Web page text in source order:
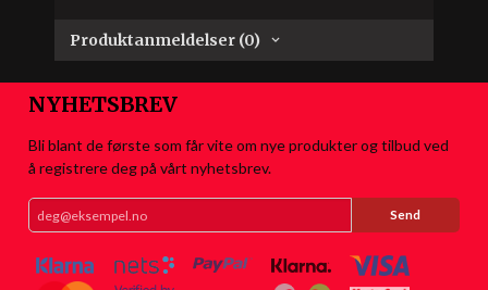
Produktanmeldelser (0)
NYHETSBREV
Bli blant de første som får vite om nye produkter og tilbud ved
å registrere deg på vårt nyhetsbrev.